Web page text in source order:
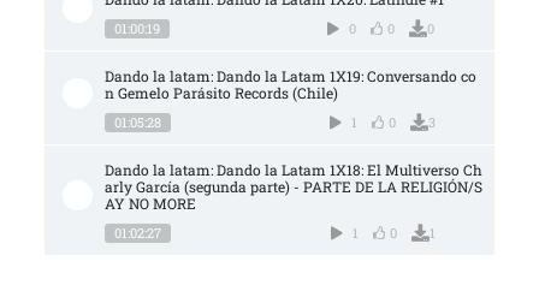
01:00:19 0 0 0
Dando la latam: Dando la Latam 1X19: Conversando co
n Gemelo Parásito Records (Chile)
01:05:28 1 0 3
Dando la latam: Dando la Latam 1X18: El Multiverso Ch
arly García (segunda parte) - PARTE DE LA RELIGIÓN/S
AY NO MORE
01:02:27 1 0 1